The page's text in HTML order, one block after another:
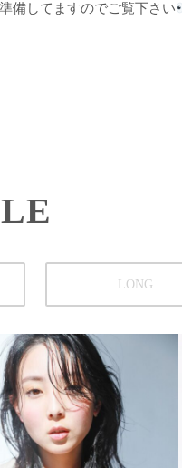
備してますのでご覧下さい
LONG